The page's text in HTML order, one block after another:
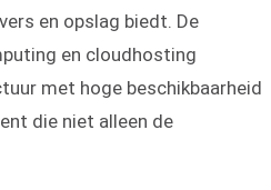
en opslag biedt. De
en cloudhosting
met hoge beschikbaarheid
die niet alleen de